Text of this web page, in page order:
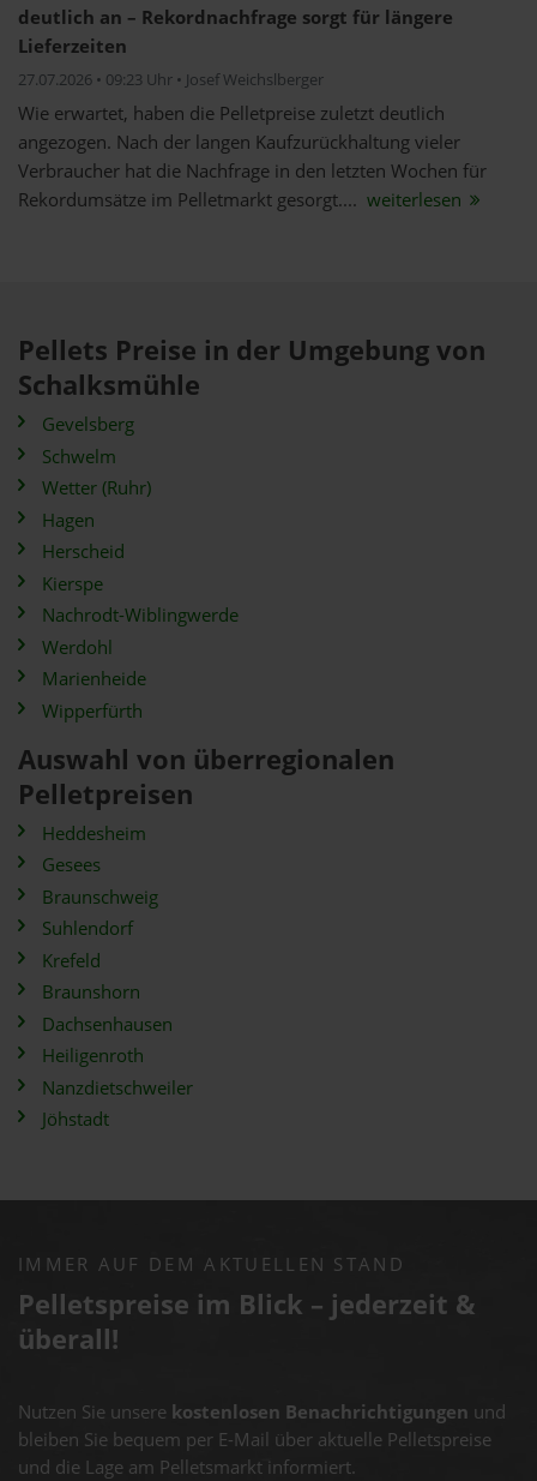
deutlich an – Rekordnachfrage sorgt für längere
Lieferzeiten
27.07.2026 • 09:23 Uhr • Josef Weichslberger
Wie erwartet, haben die Pelletpreise zuletzt deutlich
angezogen. Nach der langen Kaufzurückhaltung vieler
Verbraucher hat die Nachfrage in den letzten Wochen für
Rekordumsätze im Pelletmarkt gesorgt.... weiterlesen
Pellets Preise in der Umgebung von
Schalksmühle
Gevelsberg
Schwelm
Wetter (Ruhr)
Hagen
Herscheid
Kierspe
Nachrodt-Wiblingwerde
Werdohl
Marienheide
Wipperfürth
Auswahl von überregionalen
Pelletpreisen
Heddesheim
Gesees
Braunschweig
Suhlendorf
Krefeld
Braunshorn
Dachsenhausen
Heiligenroth
Nanzdietschweiler
Jöhstadt
IMMER AUF DEM AKTUELLEN STAND
Pelletspreise im Blick – jederzeit &
überall!
Nutzen Sie unsere kostenlosen Benachrichtigungen und
bleiben Sie bequem per E-Mail über aktuelle Pelletspreise
und die Lage am Pelletsmarkt informiert.